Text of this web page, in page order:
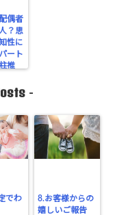
偶者
？思
性に
ート
推
-
でわ
8.お客様からの
嬉しいご報告